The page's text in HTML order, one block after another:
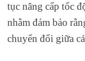
tục nâng cấp tốc
nhằm đảm bảo
chuyển đổi giữa